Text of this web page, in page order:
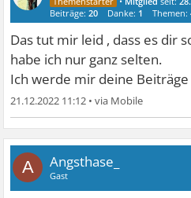
Beiträge:20 Danke: 1 Themen:
Das tut mir leid , dass es dir
habe ich nur ganz selten.
Ich werde mir deine
21.12.2022 11:12 •
A Angsthase_
Gast